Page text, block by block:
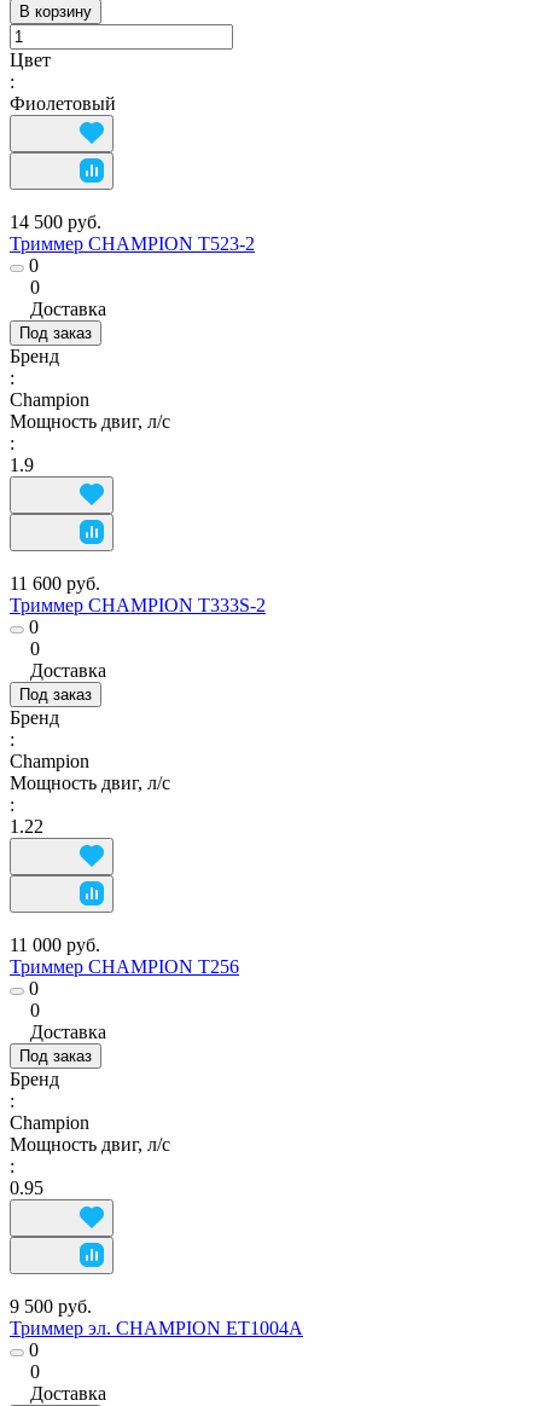
В корзину
Цвет
:
Фиолетовый
14 500 руб.
Триммер CHAMPION Т523-2
0
0
Доставка
Под заказ
Бренд
:
Champion
Мощность двиг, л/с
:
1.9
11 600 руб.
Триммер CHAMPION Т333S-2
0
0
Доставка
Под заказ
Бренд
:
Champion
Мощность двиг, л/с
:
1.22
11 000 руб.
Триммер CHAMPION Т256
0
0
Доставка
Под заказ
Бренд
:
Champion
Мощность двиг, л/с
:
0.95
9 500 руб.
Триммер эл. CHAMPION ET1004А
0
0
Доставка